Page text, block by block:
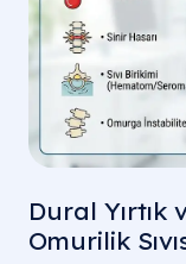
Dural Yırtık
Omurilik